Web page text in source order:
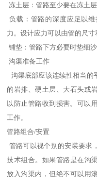
冻土层：管路至少要在冻土层
负载：管路的深度应足以
力。设计应力可以由管的尺寸
铺垫：管路下方必要时垫细沙
沟渠准备工作
沟渠底部应该连续性相当的
的岩排、硬土层、大石头或
以防止管路收到损害。可以
工作。
管路组合/安置
管路可以视个别的安装要求
技术组合。如果管路是在沟
放入沟渠内，但绝不可以用